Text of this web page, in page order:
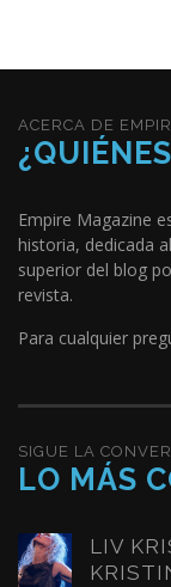
ACERCA DE
Empire Magazine
historia, dedicada
superior del blog
revista.
Para cualquier
SIGUE LA
LO MÁS
LIV